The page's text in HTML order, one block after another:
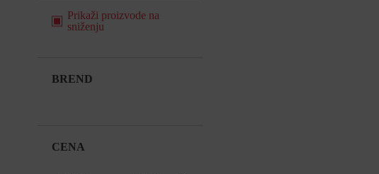
Prikaži proizvode na
sniženju
BREND
CENA